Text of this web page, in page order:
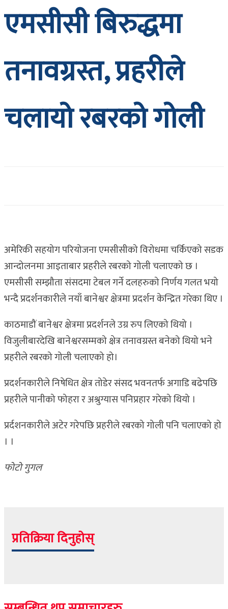
एमसीसी बिरुद्धमा
तनावग्रस्त, प्रहरीले
चलायो रबरको गोली
अमेरिकी सहयोग परियोजना एमसीसीको विरोधमा चर्किएको सडक
आन्दोलनमा आइताबार प्रहरीले रबरको गोली चलाएको छ ।
एमसीसी सम्झौता संसदमा टेबल गर्ने दलहरुको निर्णय गलत भयो
भन्दै प्रदर्शनकारीले नयाँ बानेश्वर क्षेत्रमा प्रदर्शन केन्द्रित गरेका थिए ।
काठमाडौं बानेश्वर क्षेत्रमा प्रदर्शनले उग्र रुप लिएको थियो ।
विजुलीबारदेखि बानेश्वरसम्मको क्षेत्र तनावग्रस्त बनेको थियो भने
प्रहरीले रबरको गोली चलाएको हो।
प्रदर्शनकारीले निषेधित क्षेत्र तोडेर संसद भवनतर्फ अगाडि बढेपछि
प्रहरीले पानीको फोहरा र अश्रुग्यास पनिप्रहार गरेको थियो ।
प्रर्दशनकारीले अटेर गरेपछि प्रहरीले रबरको गोली पनि चलाएको हो
। ।
फोटो गुगल
प्रतिक्रिया दिनुहोस्